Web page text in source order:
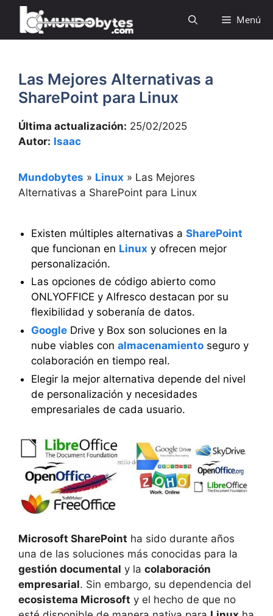
Saltar
contenido
Menú
Las Mejores Alternativas a
SharePoint para Linux
Última actualización: 25/02/2025
Autor: Isaac
Mundobytes » Linux » Las Mejores
Alternativas a SharePoint para Linux
Existen múltiples alternativas a SharePoint
que funcionan en Linux y ofrecen mejor
personalización.
Las opciones de código abierto como
ONLYOFFICE y Alfresco destacan por su
flexibilidad y soberanía de datos.
GoogleDrive y Box son soluciones en la
nube viables con almacenamientoseguro y
colaboración en tiempo real.
Elegir la mejor alternativa depende del nivel
de personalización y necesidades
empresariales de cada usuario.
Microsoft SharePoint ha sido durante años
una de las soluciones más conocidas para la
gestión documental y la colaboración
empresarial. Sin embargo, su dependencia del
ecosistema Microsoft y el hecho de que no